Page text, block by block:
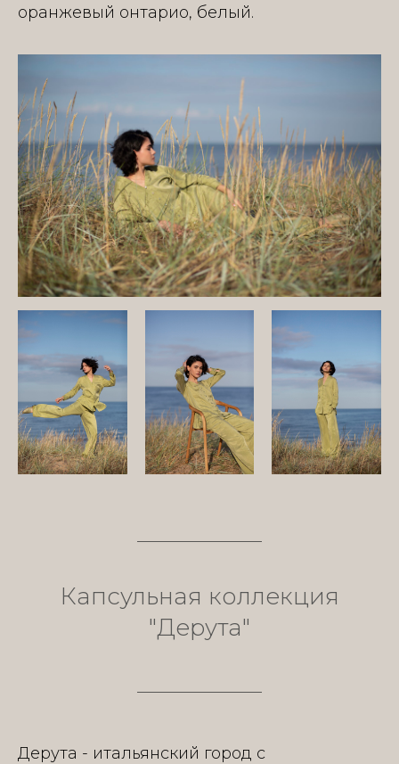
оранжевый онтарио, белый.
Капсульная коллекция
"Дерута"
Дерута - итальянский город с